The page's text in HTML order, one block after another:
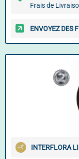
Frais de
ENVOYEZ DES
INTERFLORA